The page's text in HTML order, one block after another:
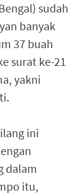
sudah
banyak
37 buah
surat ke-21
yakni
ini
dalam
itu,